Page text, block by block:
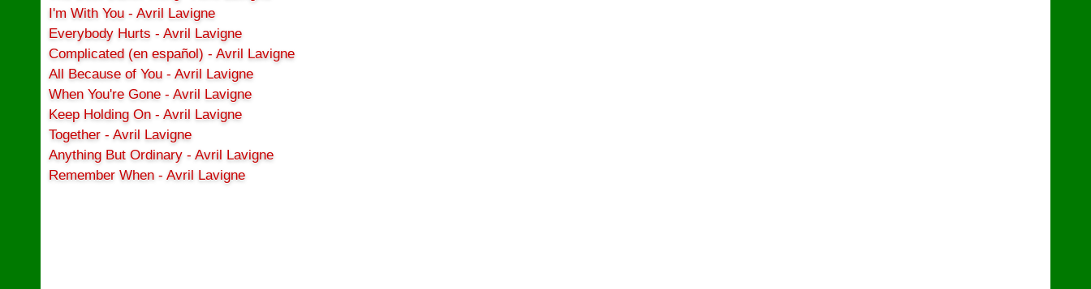
I'm With You - Avril Lavigne
Everybody Hurts - Avril Lavigne
Complicated (en español) - Avril Lavigne
All Because of You - Avril Lavigne
When You're Gone - Avril Lavigne
Keep Holding On - Avril Lavigne
Together - Avril Lavigne
Anything But Ordinary - Avril Lavigne
Remember When - Avril Lavigne